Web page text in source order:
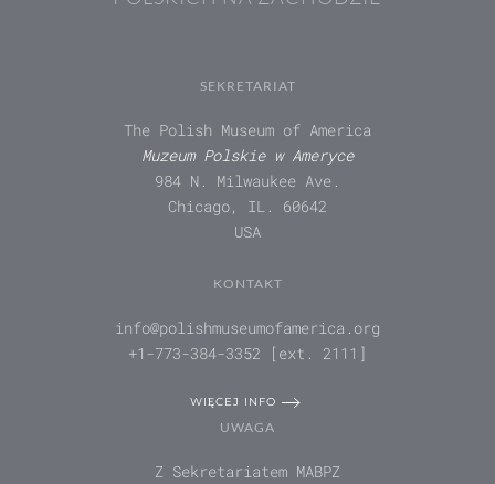
SEKRETARIAT
The Polish Museum of America
Muzeum Polskie w Ameryce
984 N. Milwaukee Ave.
Chicago, IL. 60642
USA
KONTAKT
info@polishmuseumofamerica.org
+1-773-384-3352 [ext. 2111]
WIĘCEJ INFO
UWAGA
Z Sekretariatem MABPZ